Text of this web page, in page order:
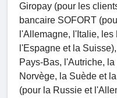
Giropay (pour les
bancaire SOFORT
l'Allemagne, l'Italie,
l'Espagne et la
Pays-Bas, l'Autriche,
Norvège, la Suède et
(pour la Russie et